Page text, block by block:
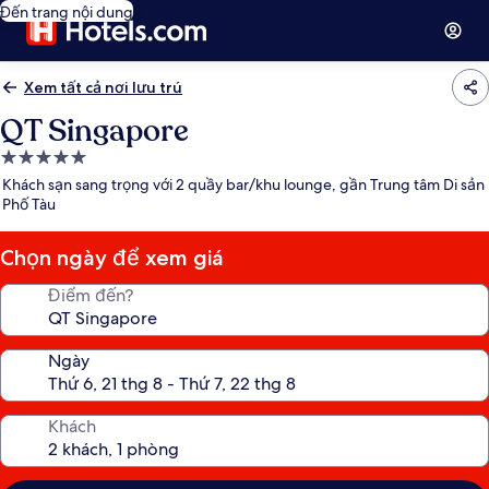
Đến trang nội dung
Xem tất cả nơi lưu trú
QT Singapore
Nơi
lưu
trú
5.0
sao
Khách sạn sang trọng với 2 quầy bar/khu lounge, gần Trung tâm Di sản
Phố Tàu
Chọn ngày để xem giá
Điểm đến?
Ngày
Khách